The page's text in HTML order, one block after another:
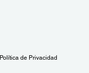
Política de Privacidad